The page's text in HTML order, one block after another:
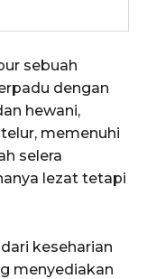
sebuah
dengan
hewani,
memenuhi
selera
lezat tetapi
keseharian
menyediakan